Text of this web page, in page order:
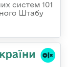
систем 101
Штабу